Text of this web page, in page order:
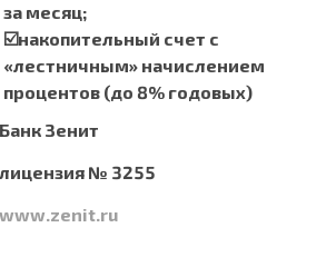
за месяц;
☑️накопительный счет с
«лестничным» начислением
процентов (до 8% годовых)
Банк Зенит
лицензия № 3255
www.zenit.ru